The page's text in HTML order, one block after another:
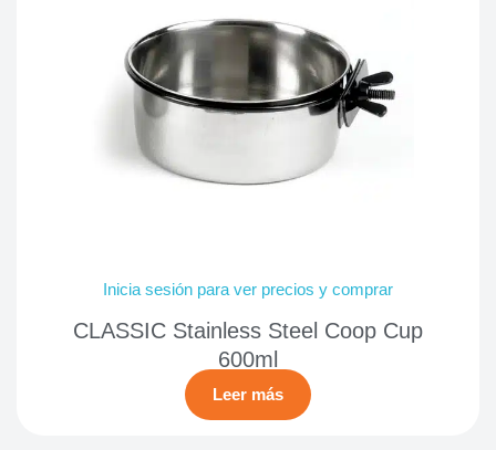
Inicia sesión para ver precios y comprar
CLASSIC Stainless Steel Coop Cup
600ml
Leer más